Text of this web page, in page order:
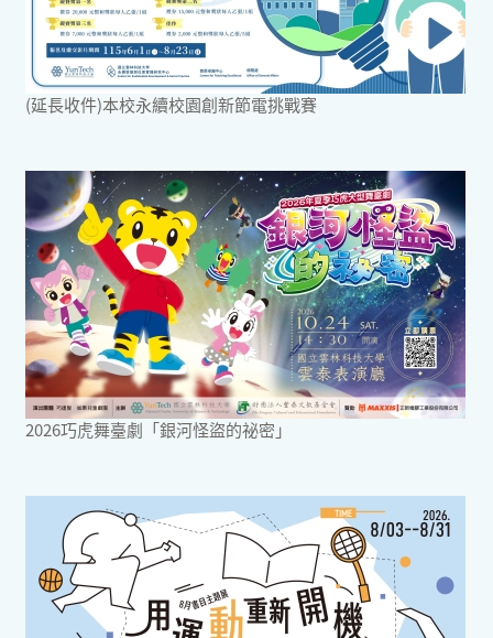
(延長收件)本校永續校園創新節電挑戰賽
2026巧虎舞臺劇「銀河怪盜的祕密」